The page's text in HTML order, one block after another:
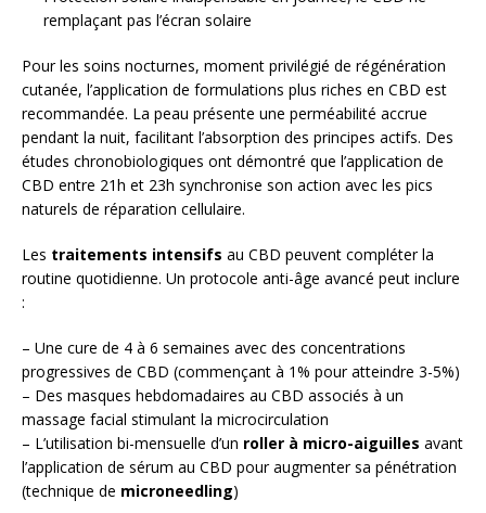
remplaçant pas l’écran solaire
Pour les soins nocturnes, moment privilégié de régénération
cutanée, l’application de formulations plus riches en CBD est
recommandée. La peau présente une perméabilité accrue
pendant la nuit, facilitant l’absorption des principes actifs. Des
études chronobiologiques ont démontré que l’application de
CBD entre 21h et 23h synchronise son action avec les pics
naturels de réparation cellulaire.
Les traitements intensifs au CBD peuvent compléter la
routine quotidienne. Un protocole anti-âge avancé peut inclure
:
– Une cure de 4 à 6 semaines avec des concentrations
progressives de CBD (commençant à 1% pour atteindre 3-5%)
– Des masques hebdomadaires au CBD associés à un
massage facial stimulant la microcirculation
– L’utilisation bi-mensuelle d’un roller à micro-aiguilles avant
l’application de sérum au CBD pour augmenter sa pénétration
(technique de microneedling)